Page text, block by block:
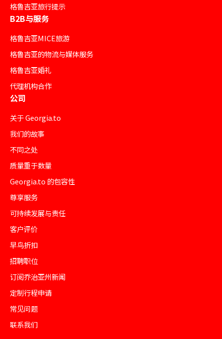
格鲁吉亚旅行提示
B2B与服务
格鲁吉亚MICE旅游
格鲁吉亚的物流与媒体服务
格鲁吉亚婚礼
代理机构合作
公司
关于 Georgia.to
我们的故事
不同之处
质量重于数量
Georgia.to 的包容性
尊享服务
可持续发展与责任
客户评价
早鸟折扣
招聘职位
订阅乔治亚州新闻
定制行程申请
常见问题
联系我们